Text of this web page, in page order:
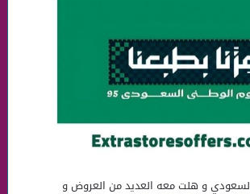
و هلت معه العديد من العروض و